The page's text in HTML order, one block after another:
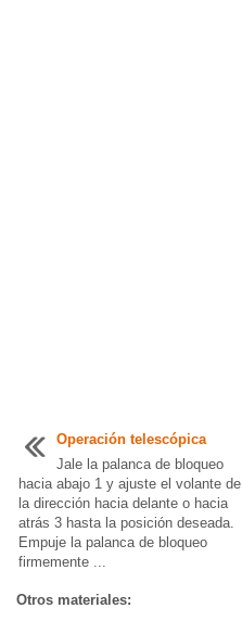
Operación telescópica
Jale la palanca de bloqueo
hacia abajo 1 y ajuste el volante de
la dirección hacia delante o hacia
atrás 3 hasta la posición deseada.
Empuje la palanca de bloqueo
firmemente ...
Otros materiales: